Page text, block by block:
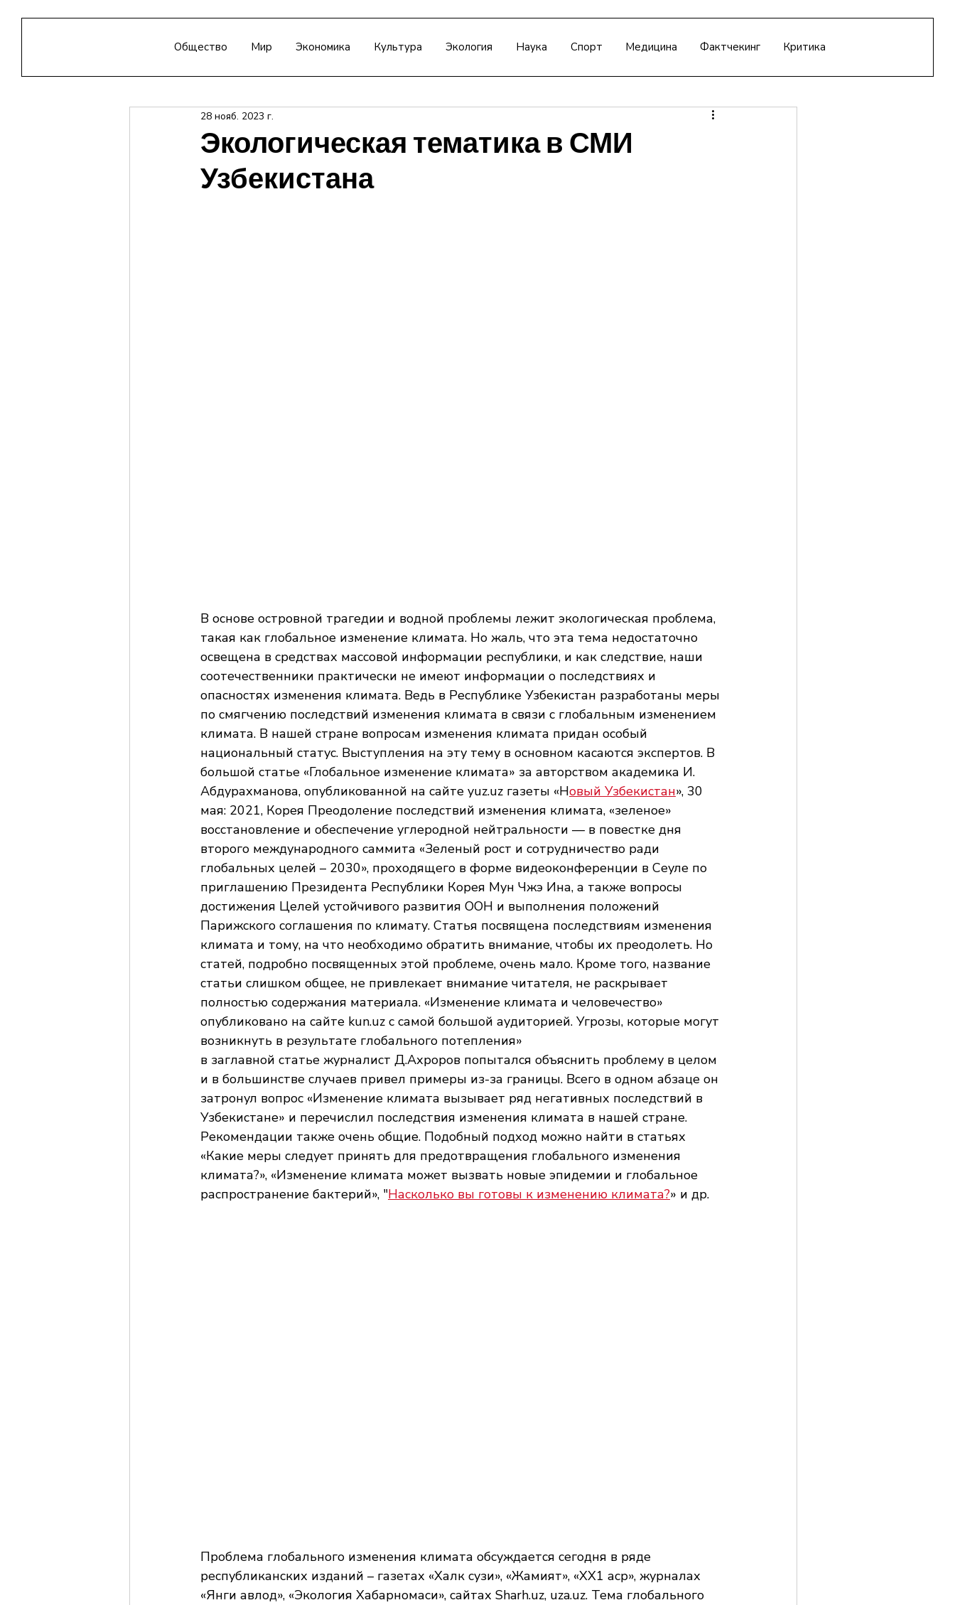
Общество Мир Экономика Культура Экология Наука Спорт Медицина Фактчекинг Критика
Экологическая тематика в СМИ
Узбекистана
28 нояб. 2023 г.
В основе островной трагедии и водной проблемы лежит экологическая проблема,
такая как глобальное изменение климата. Но жаль, что эта тема недостаточно
освещена в средствах массовой информации республики, и как следствие, наши
соотечественники практически не имеют информации о последствиях и
опасностях изменения климата. Ведь в Республике Узбекистан разработаны меры
по смягчению последствий изменения климата в связи с глобальным изменением
климата. В нашей стране вопросам изменения климата придан особый
национальный статус. Выступления на эту тему в основном касаются экспертов. В
большой статье «Глобальное изменение климата» за авторством академика И.
Абдурахманова, опубликованной на сайте yuz.uz газеты «Новый Узбекистан», 30
мая: 2021, Корея Преодоление последствий изменения климата, «зеленое»
восстановление и обеспечение углеродной нейтральности — в повестке дня
второго международного саммита «Зеленый рост и сотрудничество ради
глобальных целей – 2030», проходящего в форме видеоконференции в Сеуле по
приглашению Президента Республики Корея Мун Чжэ Ина, а также вопросы
достижения Целей устойчивого развития ООН и выполнения положений
Парижского соглашения по климату. Статья посвящена последствиям изменения
климата и тому, на что необходимо обратить внимание, чтобы их преодолеть. Но
статей, подробно посвященных этой проблеме, очень мало. Кроме того, название
статьи слишком общее, не привлекает внимание читателя, не раскрывает
полностью содержания материала. «Изменение климата и человечество»
опубликовано на сайте kun.uz с самой большой аудиторией. Угрозы, которые могут
возникнуть в результате глобального потепления»
в заглавной статье журналист Д.Ахроров попытался объяснить проблему в целом
и в большинстве случаев привел примеры из-за границы. Всего в одном абзаце он
затронул вопрос «Изменение климата вызывает ряд негативных последствий в
Узбекистане» и перечислил последствия изменения климата в нашей стране.
Рекомендации также очень общие. Подобный подход можно найти в статьях
«Какие меры следует принять для предотвращения глобального изменения
климата?», «Изменение климата может вызвать новые эпидемии и глобальное
распространение бактерий», "Насколько вы готовы к изменению климата?» и др.
Проблема глобального изменения климата обсуждается сегодня в ряде
республиканских изданий – газетах «Халк сузи», «Жамият», «ХХ1 аср», журналах
«Янги авлод», «Экология Хабарномаси», сайтах Sharh.uz, uza.uz. Тема глобального